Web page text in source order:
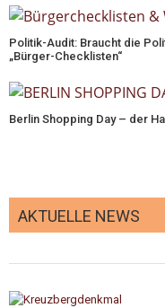
Politik-Audit: Braucht die
„Bürger-Checklisten“
Berlin Shopping Day – der
AKTUELLE NEWS